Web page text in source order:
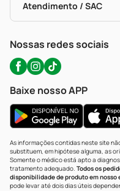
Políticas De Marketplace
Portal Da Privacidade
Atendimento / SAC
Nossas redes sociais
Baixe nosso APP
As informações contidas neste site
substituem, em hipótese alguma, as
Somente o médico está apto a
tratamento adequado. Todos os
disponibilidade de produto em nosso
pode levar até dois dias úteis